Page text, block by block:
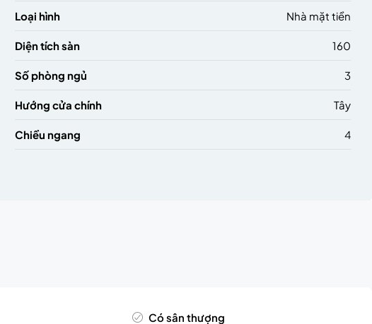
Loại hình Nhà mặt tiền
Diện tích sàn 160
Số phòng ngủ 3
Hướng cửa chính Tây
Chiều ngang 4
Có sân thượng